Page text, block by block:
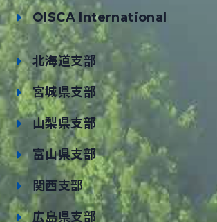
OISCA International
北海道支部
宮城県支部
山梨県支部
富山県支部
関西支部
広島県支部